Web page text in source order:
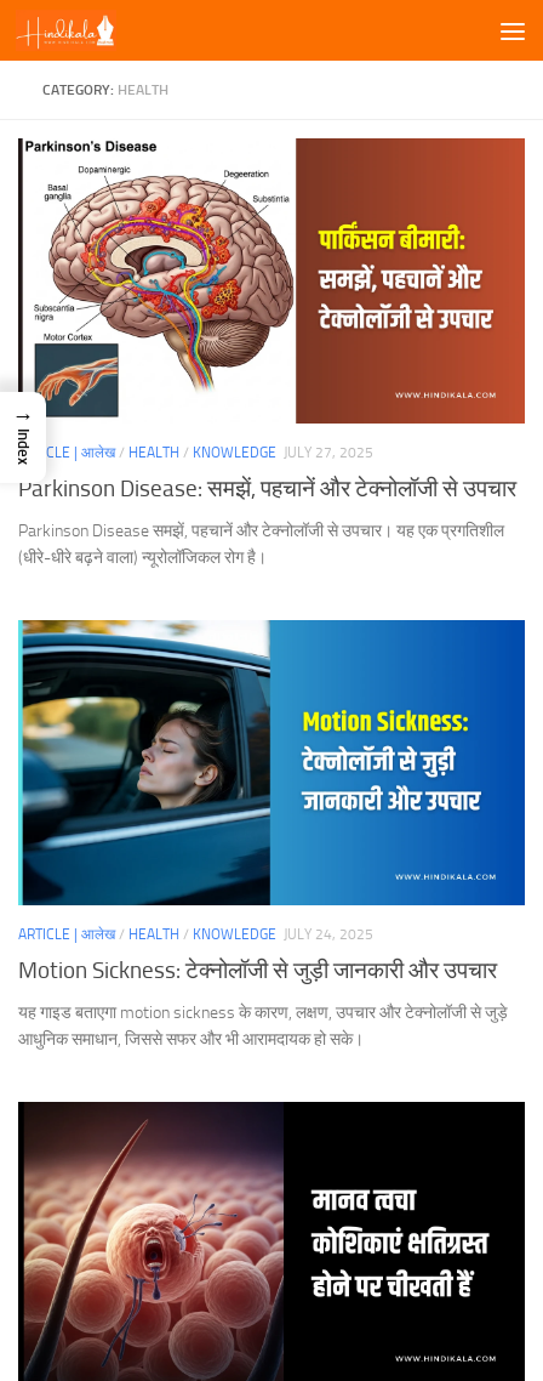
Skip to content
CATEGORY: HEALTH
ARTICLE | आलेख/ HEALTH / KNOWLEDGE JULY 27, 2025
Parkinson Disease: समझें, पहचानें और टेक्नोलॉजी से उपचार
Parkinson Disease समझें, पहचानें और टेक्नोलॉजी से उपचार। यह एक प्रगतिशील
(धीरे-धीरे बढ़ने वाला) न्यूरोलॉजिकल रोग है।
ARTICLE | आलेख/ HEALTH / KNOWLEDGE JULY 24, 2025
Motion Sickness: टेक्नोलॉजी से जुड़ी जानकारी और उपचार
यह गाइड बताएगा motion sickness के कारण, लक्षण, उपचार और टेक्नोलॉजी से जुड़े
आधुनिक समाधान, जिससे सफर और भी आरामदायक हो सके।
→
Index